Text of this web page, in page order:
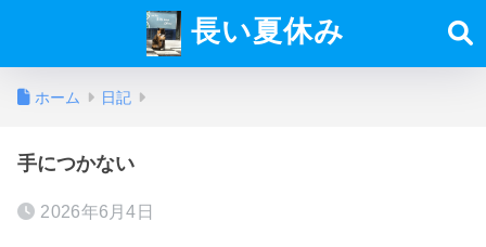
長い夏休み
ホーム 日記
手につかない
2026年6月4日